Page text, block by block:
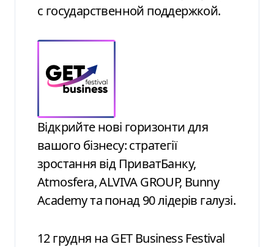
с государственной поддержкой.
Відкрийте нові горизонти для
вашого бізнесу: стратегії
зростання від ПриватБанку,
Atmosfera, ALVIVA GROUP, Bunny
Academy та понад 90 лідерів галузі.
12 грудня на GET Business Festival